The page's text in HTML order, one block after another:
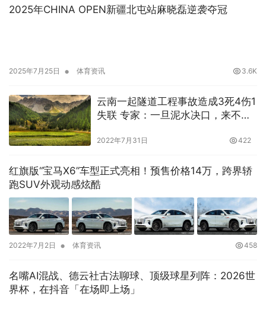
2025年CHINA OPEN新疆北屯站麻晓磊逆袭夺冠
2025年7月25日 • 体育资讯 3.6K
云南一起隧道工程事故造成3死4伤1
失联 专家：一旦泥水决口，来不及
2022年7月31日 422
红旗版“宝马X6”车型正式亮相！预售价格14万，跨界轿
跑SUV外观动感炫酷
2022年7月2日 • 体育资讯 458
名嘴AI混战、德云社古法聊球、顶级球星列阵：2026世
界杯，在抖音「在场即上场」